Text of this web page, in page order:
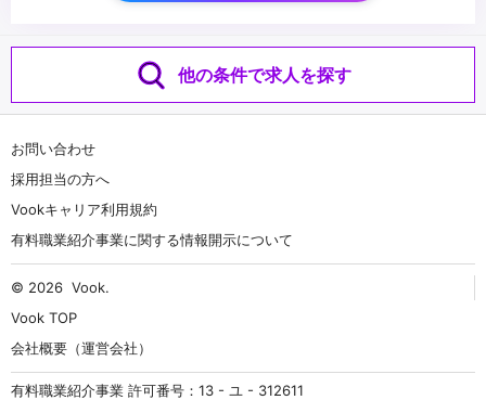
他の条件で求人を探す
お問い合わせ
採用担当の方へ
Vookキャリア利用規約
有料職業紹介事業に関する情報開示について
© 2026 Vook.
Vook TOP
会社概要（運営会社）
有料職業紹介事業 許可番号：13 - ユ - 312611